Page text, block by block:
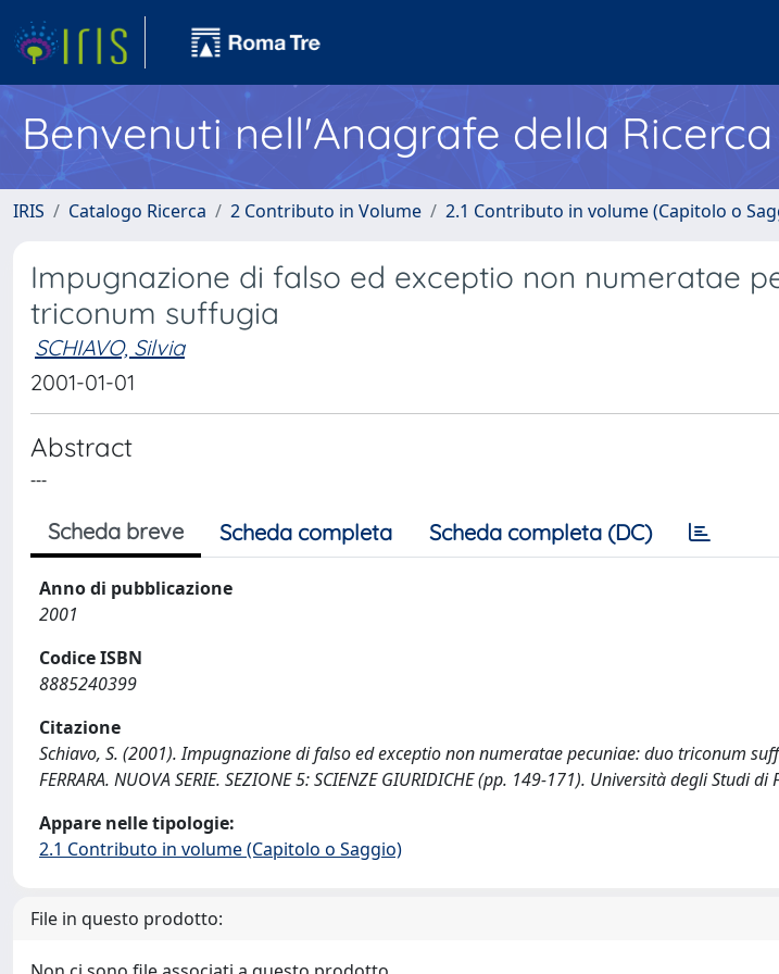
Benvenuti nell'Anagrafe della
IRIS Catalogo Ricerca 2 Contributo in Volume 2.1 Contributo in volume (Capitolo o
Impugnazione di falso ed exceptio non numeratae
triconum suffugia
SCHIAVO, Silvia
2001-01-01
Abstract
---
Scheda breve Scheda completa Scheda completa (DC)
Anno di pubblicazione
2001
Codice ISBN
8885240399
Citazione
Schiavo, S. (2001). Impugnazione di falso ed exceptio non numeratae pecuniae: duo triconum
FERRARA. NUOVA SERIE. SEZIONE 5: SCIENZE GIURIDICHE (pp. 149-171). Università degli Studi di
Appare nelle tipologie:
2.1 Contributo in volume (Capitolo o Saggio)
File in questo prodotto: